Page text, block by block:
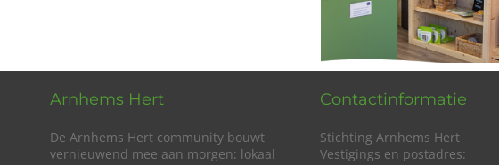
Arnhems Hert
De Arnhems Hert community bouwt
vernieuwend mee aan morgen: lokaal
Contactinformatie
Stichting Arnhems Hert
Vestigings en postadres: